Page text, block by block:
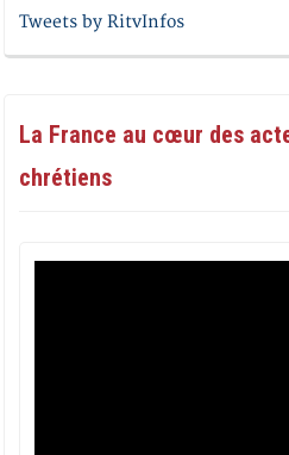
Tweets by RitvInfos
La France au cœur des
chrétiens